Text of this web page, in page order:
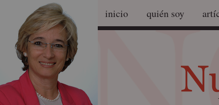
inicio quién soy